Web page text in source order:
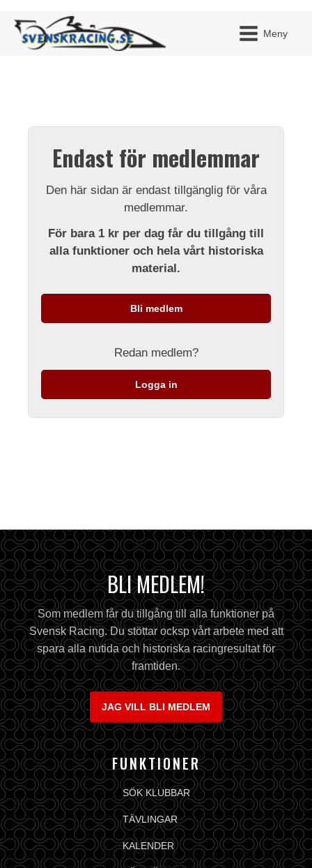
Meny
Endast för medlemmar
Den här sidan är endast tillgänglig för våra
medlemmar.
För bara 1 kr per dag får du tillgång till
alla funktioner och hela vårt historiska
material.
Bli medlem
Redan medlem?
Logga in
BLI MEDLEM!
Som medlem får du tillgång till alla funktioner på
Svensk Racing. Du stöttar ocksp vårt arbete med att
spara alla nutida och historiska racingresultat för
framtiden.
JAG VILL BLI MEDLEM
FUNKTIONER
SÖK KLUBBAR
TÄVLINGAR
KALENDER